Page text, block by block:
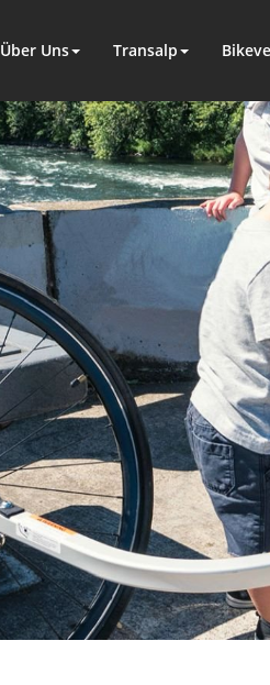
Über Uns Transalp